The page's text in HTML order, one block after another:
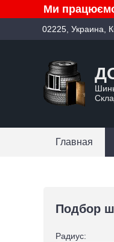
Ми
02225, Украина,
Главная
Подбор
Радиус: